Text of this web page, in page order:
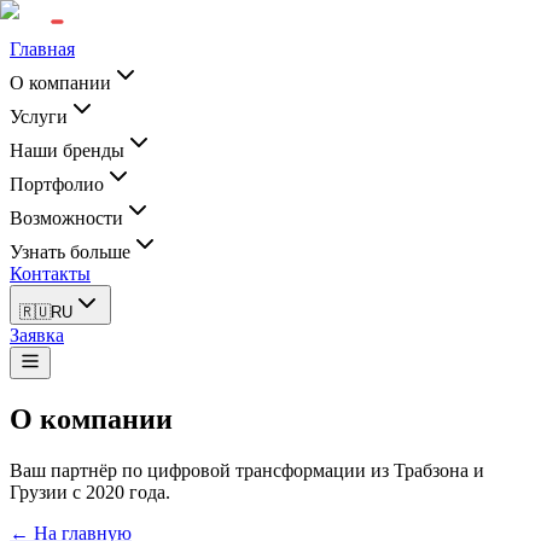
Главная
О компании
Услуги
Наши бренды
Портфолио
Возможности
Узнать больше
Контакты
🇷🇺RU
Заявка
О компании
Ваш партнёр по цифровой трансформации из Трабзона и
Грузии с 2020 года.
← На главную